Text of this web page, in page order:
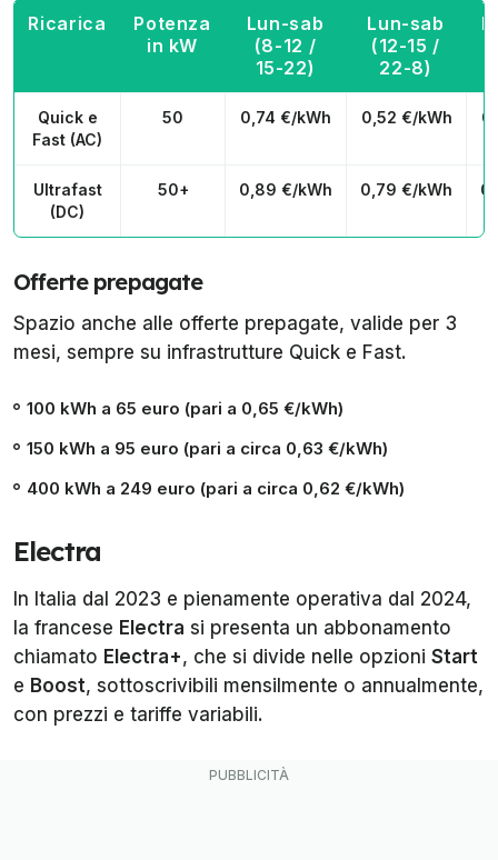
Ricarica
Potenza
in kW
Lun-sab
(8-12 /
15-22)
Lun-sab
(12-15 /
22-8)
Quick e
Fast (AC)
50 0,74 €/kWh 0,52 €/kWh
Ultrafast
(DC)
50+ 0,89 €/kWh 0,79 €/kWh
Offerte prepagate
Spazio anche alle offerte prepagate, valide per 3
mesi, sempre su infrastrutture Quick e Fast.
100 kWh a 65 euro (pari a 0,65 €/kWh)
150 kWh a 95 euro (pari a circa 0,63 €/kWh)
400 kWh a 249 euro (pari a circa 0,62 €/kWh)
Electra
In Italia dal 2023 e pienamente operativa dal 2024,
la francese Electra si presenta un abbonamento
chiamato Electra+, che si divide nelle opzioni Start
e Boost, sottoscrivibili mensilmente o annualmente,
con prezzi e tariffe variabili.